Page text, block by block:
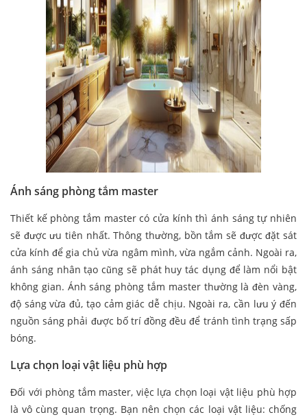
Ánh sáng phòng tắm master
Thiết kế phòng tắm master có cửa kính thì ánh sáng tự nhiên
sẽ được ưu tiên nhất. Thông thường, bồn tắm sẽ được đặt sát
cửa kính để gia chủ vừa ngâm mình, vừa ngắm cảnh. Ngoài ra,
ánh sáng nhân tạo cũng sẽ phát huy tác dụng để làm nổi bật
không gian. Ánh sáng phòng tắm master thường là đèn vàng,
độ sáng vừa đủ, tạo cảm giác dễ chịu. Ngoài ra, cần lưu ý đến
nguồn sáng phải được bố trí đồng đều để tránh tình trạng sấp
bóng.
Lựa chọn loại vật liệu phù hợp
Đối với phòng tắm master, việc lựa chọn loại vật liệu phù hợp
là vô cùng quan trọng. Bạn nên chọn các loại vật liệu: chống